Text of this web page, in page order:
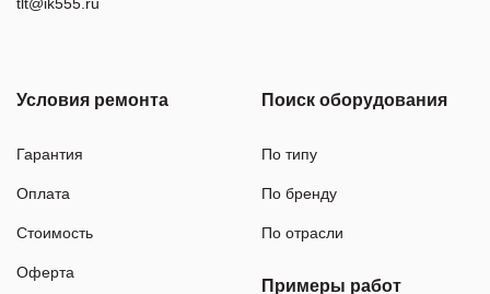
Условия ремонта
Гарантия
Оплата
Стоимость
Оферта
Поиск оборудования
По типу
По бренду
По отрасли
Примеры работ